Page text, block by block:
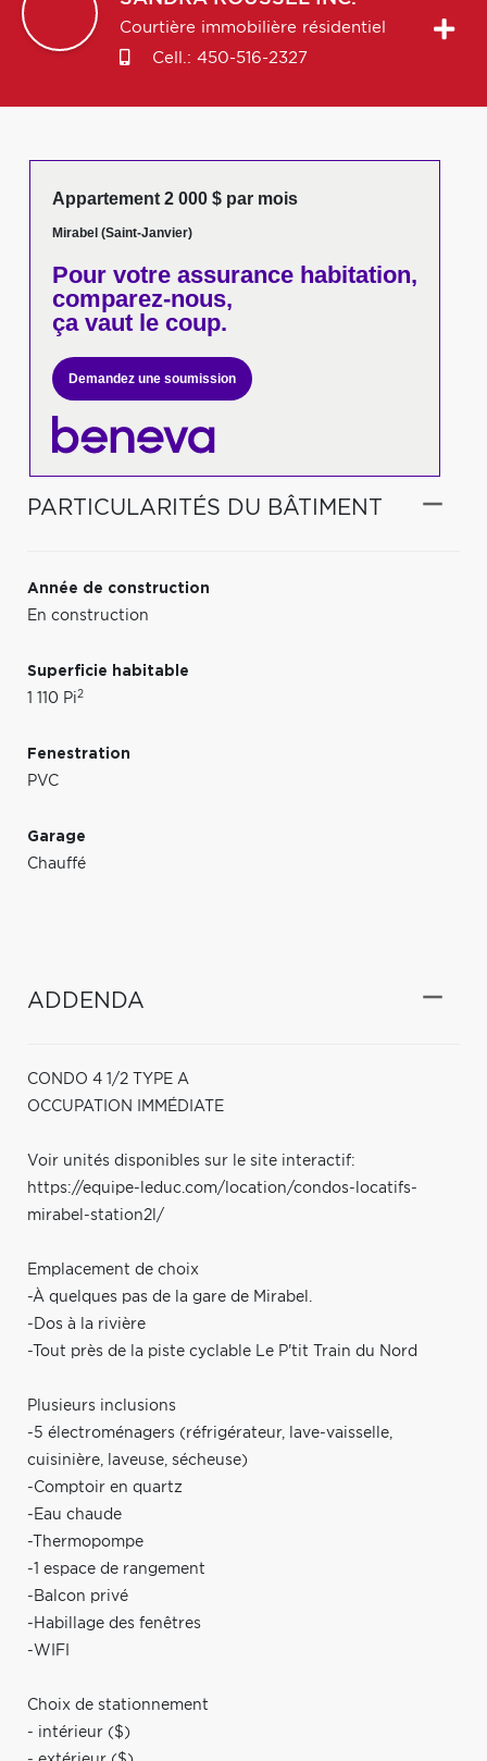
Courtière immobilière résidentiel
Cell.: 450-516-2327
Appartement 2 000 $ par mois
Mirabel (Saint-Janvier)
Pour votreassurance habitation,
comparez-nous,
ça vaut le coup.
Demandez une soumission
PARTICULARITÉS DU BÂTIMENT
Année de construction
En construction
Superficie habitable
1 110 Pi2
Fenestration
PVC
Garage
Chauffé
ADDENDA
CONDO 4 1/2 TYPE A
OCCUPATION IMMÉDIATE
Voir unités disponibles sur le site interactif:
https://equipe-leduc.com/location/condos-locatifs-
mirabel-station2l/
Emplacement de choix
-À quelques pas de la gare de Mirabel.
-Dos à la rivière
-Tout près de la piste cyclable Le P'tit Train du Nord
Plusieurs inclusions
-5 électroménagers (réfrigérateur, lave-vaisselle,
cuisinière, laveuse, sécheuse)
-Comptoir en quartz
-Eau chaude
-Thermopompe
-1 espace de rangement
-Balcon privé
-Habillage des fenêtres
-WIFI
Choix de stationnement
- intérieur ($)